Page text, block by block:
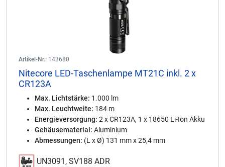
Artikel-Nr.: 143680
Nitecore LED-Taschenlampe MT21C inkl. 2 x
CR123A
Max. Lichtstärke: 1.000 lm
Max. Leuchtweite: 184 m
Energieversorgung: 2 x CR123A, 1 x 18650 Li-Ion Akku
Gehäusematerial: Aluminium
Abmessungen: (L x Ø) 131 mm x 25,4 mm
UN3091, SV188 ADR